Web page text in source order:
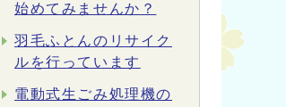
始めてみませんか？
羽毛ふとんのリサイク
ルを行っています
電動式生ごみ処理機の